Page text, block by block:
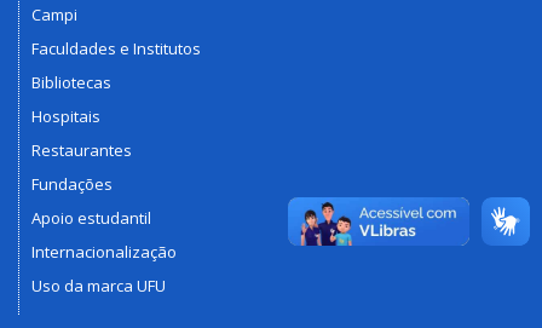
Campi
Faculdades e Institutos
Bibliotecas
Hospitais
Restaurantes
Fundações
Apoio estudantil
Internacionalização
Uso da marca UFU